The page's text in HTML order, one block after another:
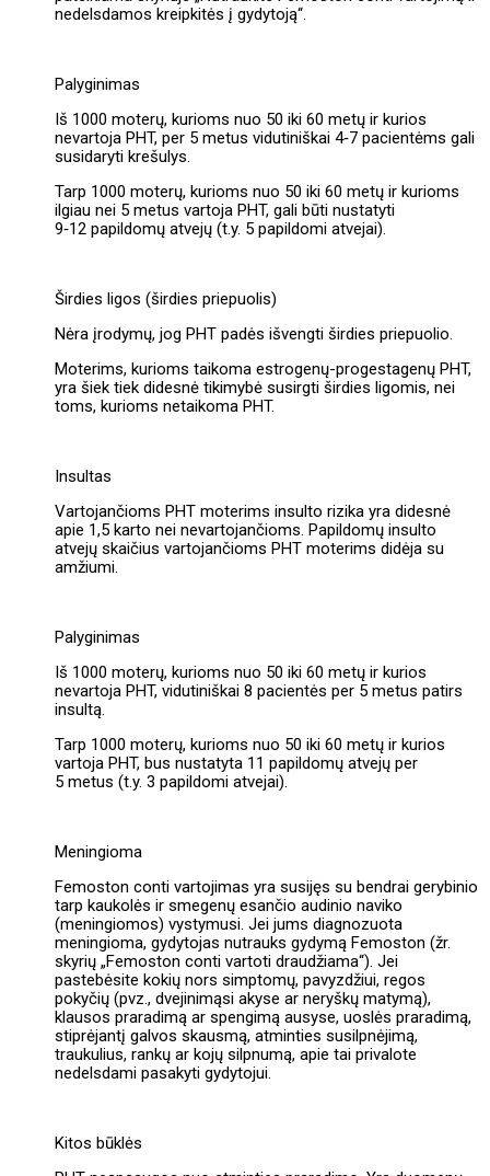
nedelsdamos kreipkitės į gydytoją“.
Palyginimas
Iš 1000 moterų, kurioms nuo 50 iki 60 metų ir kurios
nevartoja PHT, per 5 metus vidutiniškai 4‑7 pacientėms gali
susidaryti krešulys.
Tarp 1000 moterų, kurioms nuo 50 iki 60 metų ir kurioms
ilgiau nei 5 metus vartoja PHT, gali būti nustatyti
9‑12 papildomų atvejų (t.y. 5 papildomi atvejai).
Širdies ligos (širdies priepuolis)
Nėra įrodymų, jog PHT padės išvengti širdies priepuolio.
Moterims, kurioms taikoma estrogenų-progestagenų PHT,
yra šiek tiek didesnė tikimybė susirgti širdies ligomis, nei
toms, kurioms netaikoma PHT.
Insultas
Vartojančioms PHT moterims insulto rizika yra didesnė
apie 1,5 karto nei nevartojančioms. Papildomų insulto
atvejų skaičius vartojančioms PHT moterims didėja su
amžiumi.
Palyginimas
Iš 1000 moterų, kurioms nuo 50 iki 60 metų ir kurios
nevartoja PHT, vidutiniškai 8 pacientės per 5 metus patirs
insultą.
Tarp 1000 moterų, kurioms nuo 50 iki 60 metų ir kurios
vartoja PHT, bus nustatyta 11 papildomų atvejų per
5 metus (t.y. 3 papildomi atvejai).
Meningioma
Femoston conti vartojimas yra susijęs su bendrai gerybinio
tarp kaukolės ir smegenų esančio audinio naviko
(meningiomos) vystymusi. Jei jums diagnozuota
meningioma, gydytojas nutrauks gydymą Femoston (žr.
skyrių „Femoston conti vartoti draudžiama“). Jei
pastebėsite kokių nors simptomų, pavyzdžiui, regos
pokyčių (pvz., dvejinimąsi akyse ar neryškų matymą),
klausos praradimą ar spengimą ausyse, uoslės praradimą,
stiprėjantį galvos skausmą, atminties susilpnėjimą,
traukulius, rankų ar kojų silpnumą, apie tai privalote
nedelsdami pasakyti gydytojui.
Kitos būklės